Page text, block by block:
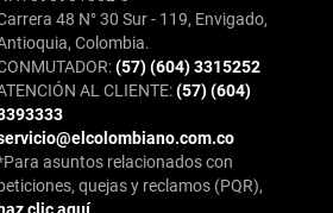
48 N° 30 Sur - 119, Envigado,
Colombia.
(57) (604) 3315252
AL CLIENTE:(57) (604)
asuntos relacionados con
quejas y reclamos (PQR),